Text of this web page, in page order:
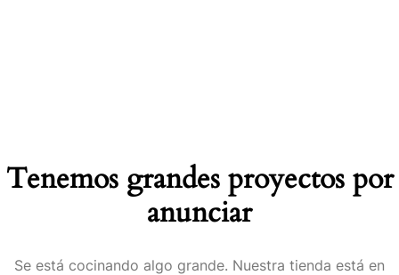
Tenemos grandes proyectos por
anunciar
Se está cocinando algo grande. Nuestra tienda está en